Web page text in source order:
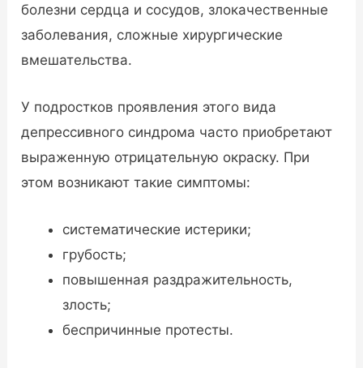
болезни сердца и сосудов, злокачественные
заболевания, сложные хирургические
вмешательства.
У подростков проявления этого вида
депрессивного синдрома часто приобретают
выраженную отрицательную окраску. При
этом возникают такие симптомы:
систематические истерики;
грубость;
повышенная раздражительность,
злость;
беспричинные протесты.